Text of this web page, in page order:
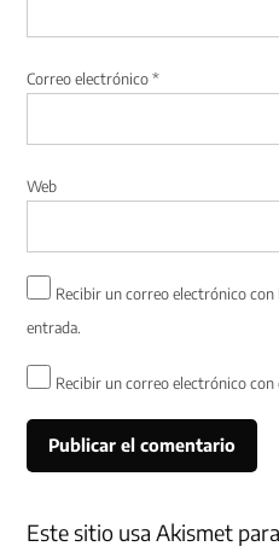
Correo electrónico*
Web
Recibir un correo electrónico
entrada.
Recibir un correo electrónico con
Este sitio usa Akismet